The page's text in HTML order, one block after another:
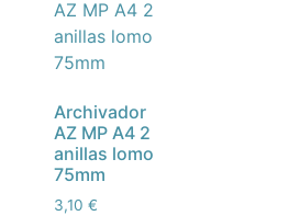
Archivador
AZ MP A4 2
anillas lomo
75mm
3,10 €